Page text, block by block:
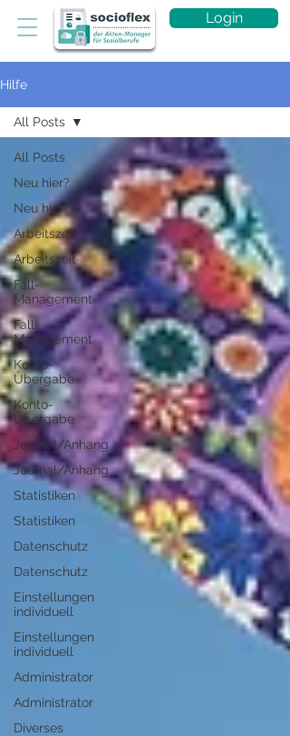
Login
Hilfe
All Posts
Neu hier?
Neu hier?
Arbeitszeit
Arbeitszeit
Fall-
Management
Fall-
Management
Konto-
Übergabe
Konto-
Übergabe
Journal/Anhang
Journal/Anhang
Statistiken
Statistiken
Datenschutz
Datenschutz
Einstellungen
individuell
Einstellungen
individuell
Administrator
Administrator
Diverses
All Posts